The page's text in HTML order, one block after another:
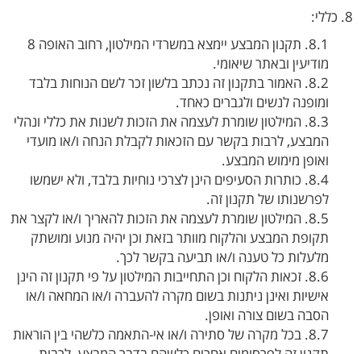
8. כללי:
8.1. תקנון המבצע יימצא במשרדי המילטון, רחוב האופה 8
מודיעין ובאתר שיאומי.
8.2. האמור בתקנון זה נכתב בלשון זכר לשם הנוחות בלבד
ומופנה לנשים ולגברים כאחד.
8.3. המילטון שומרת לעצמה את הזכות לשנות את כללי ונהלי
המבצע, לרבות בקשר עם הזכאות לקבלת הנחה ו/או מועדי
ואופן מימוש המבצע.
8.4. כותרות הסעיפים הינן לצרכי נוחיות בלבד, ולא ישמשו
לפרשנותו של תקנון זה.
8.5. המילטון שומרת לעצמה את הזכות להאריך ו/או לקצר את
תקופת המבצע והלקוח מוותר בזאת וכן יהיה מנוע ומושתק
מלעלות כל טענה ו/או תביעה בקשר לכך.
8.6. זכאות הלקוח וכן התחייבות המילטון על פי תקנון זה הינן
אישיות ואינן ניתנות בשום מקרה להעברה ו/או המחאה ו/או
הסבה בשום צורה ואופן.
8.7. בכל מקרה של סתירה ו/או אי-התאמה כלשהי בין הוראות